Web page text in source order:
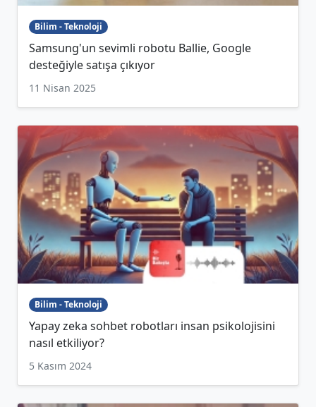
Bilim - Teknoloji
Samsung'un sevimli robotu Ballie, Google
desteğiyle satışa çıkıyor
11 Nisan 2025
Bilim - Teknoloji
Yapay zeka sohbet robotları insan psikolojisini
nasıl etkiliyor?
5 Kasım 2024